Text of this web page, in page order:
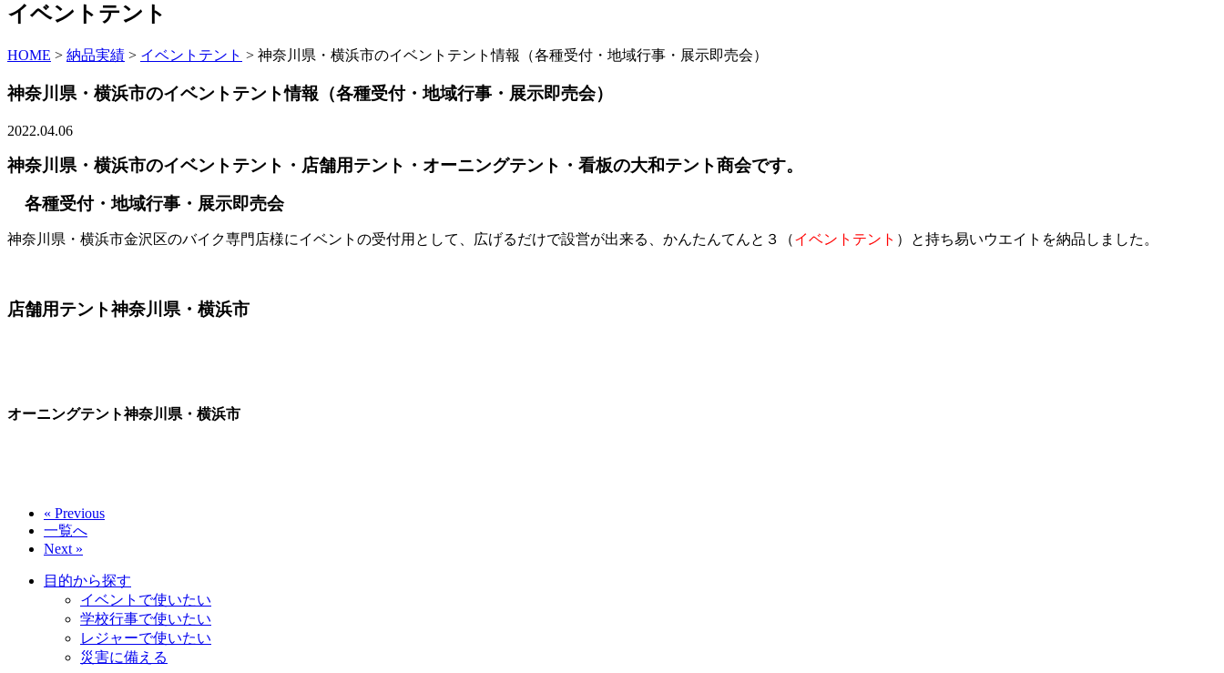
イベントテント
HOME > 納品実績 > イベントテント > 神奈川県・横浜市のイベントテント情報（各種受付・地域行事・展示即売会）
神奈川県・横浜市のイベントテント情報（各種受付・地域行事・展示即売会）
2022.04.06
神奈川県・横浜市のイベントテント・店舗用テント・オーニングテント・看板の大和テント商会です。
各種受付・地域行事・展示即売会
神奈川県・横浜市金沢区のバイク専門店様にイベントの受付用として、広げるだけで設営が出来る、かんたんてんと３（イベントテント ）と持ち易いウエイトを納品しました。
店舗用テント神奈川県・横浜市
オーニングテント神奈川県・横浜市
« Previous
一覧へ
Next »
目的から探す
イベントで使いたい
学校行事で使いたい
レジャーで使いたい
災害に備える